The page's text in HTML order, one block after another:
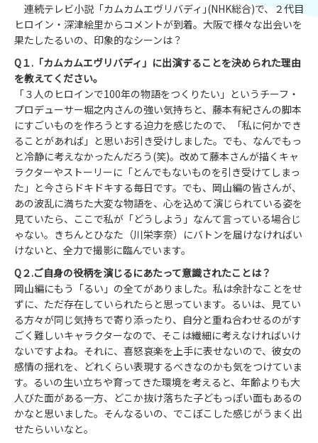
連続テレビ小説「カムカムエヴリバディ｣(NHK総合)で、２代目
ヒロイン・深津絵里からコメントが到着。大阪で様々な出会いを
果たしたるいの、印象的なシーンは？
Q１.「カムカムエヴリバディ」に出演することを決められた理由
を教えてください。
「３人のヒロインで100年の物語をつくりたい」というチーフ・
プロデューサー堀之内さんの強い気持ちと、藤本有紀さんの脚本
にすごいものを作ろうとする迫力を感じたので、「私に何かでき
ることがあれば」と思いお引き受けしました。でも、なんでもっ
と冷静に考えなかったんだろう(笑)。改めて藤本さんが描くキャ
ラクターやストーリーに「とんでもないものを引き受けてしまっ
た」と今さらドキドキする毎日です。でも、岡山編の皆さんが、
あの波乱に満ちた大変な物語を、心を込めて演じられている姿を
見ていたら、ここで私が「どうしよう」なんて言っている場合じ
ゃない。きちんとひなた（川栄李奈）にバトンを届けなければい
けないと、全力で撮影に臨んでいます。
Q２.ご自身の役柄を演じるにあたって意識されたことは？
岡山編にもう「るい」の全てがありました。私は余計なことをせ
ずに、ただ存在していられたらと思っています。るいは、見てい
る方々が同じ気持ちで寄り添ったり、自分と重ね合わせるのがす
ごく難しいキャラクターなので、そこは繊細に考えなければいけ
ないですよね。それに、喜怒哀楽を上手に表せないので、彼女の
感情の揺れを、どれくらい表現するべきなのかも気をつけていま
す。るいの生い立ちや育ってきた環境を考えると、年齢よりも大
人びた面がある一方、どこか抜け落ちた子どもっぽい面もあるの
かなと思いました。そんなるいの、でこぼこした感じがうまく出
せたらいいなと。